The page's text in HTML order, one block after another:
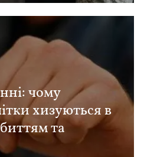
чому
хизуються в
та